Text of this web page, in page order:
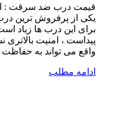
قیمت درب ضد سرقت :
یکی از پرفروش ترین
برای این درب ها زیاد
پیداست ، امنیت بالاتری
واقع می تواند به
ادامه مطلب